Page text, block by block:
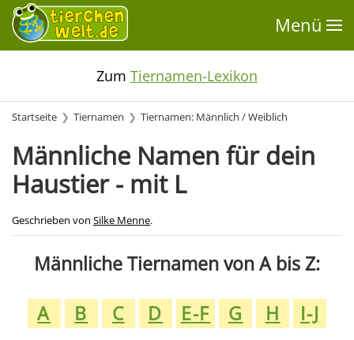
Menü
Zum Tiernamen-Lexikon
Startseite Tiernamen Tiernamen: Männlich / Weiblich
Männliche Namen für dein
Haustier - mit L
Geschrieben von Silke Menne.
Männliche Tiernamen von A bis Z:
A
B C D E-F G H
I-J